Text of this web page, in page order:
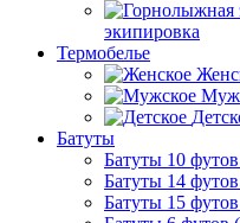
экипировка
Термобелье
Батуты
Батуты 10
Батуты 14
Батуты 15